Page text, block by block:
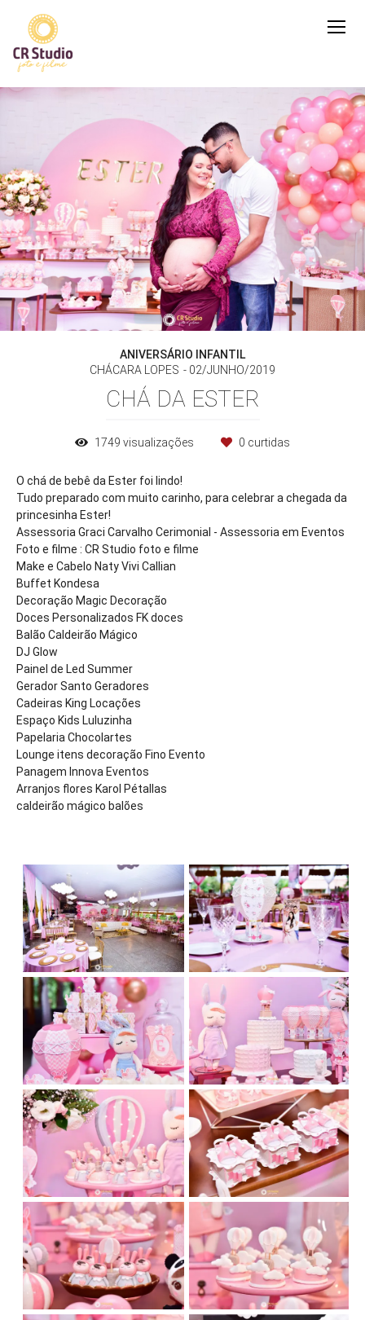
ANIVERSÁRIO INFANTIL
CHÁCARA LOPES
02/JUNHO/2019
CHÁ DA ESTER
1749 visualizações 0 curtidas
O chá de bebê da Ester foi lindo!
Tudo preparado com muito carinho, para celebrar a chegada da
princesinha Ester!
Assessoria Graci Carvalho Cerimonial - Assessoria em Eventos
Foto e filme : CR Studio foto e filme
Make e Cabelo Naty Vivi Callian
Buffet Kondesa
Decoração Magic Decoração
Doces Personalizados FK doces
Balão Caldeirão Mágico
DJ Glow
Painel de Led Summer
Gerador Santo Geradores
Cadeiras King Locações
Espaço Kids Luluzinha
Papelaria Chocolartes
Lounge itens decoração Fino Evento
Panagem Innova Eventos
Arranjos flores Karol Pétallas
caldeirão mágico balões